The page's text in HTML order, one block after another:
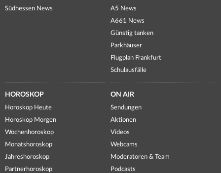
Südhessen News
A5 News
A661 News
Günstig tanken
Parkhäuser
Flugplan Frankfurt
Schulausfälle
HOROSKOP
Horoskop Heute
Horoskop Morgen
Wochenhoroskop
Monatshoroskop
Jahreshoroskop
Partnerhoroskop
ON AIR
Sendungen
Aktionen
Videos
Webcams
Moderatoren & Team
Podcasts